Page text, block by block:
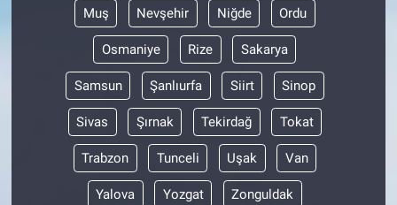
Muş Nevşehir Niğde Ordu
Osmaniye Rize Sakarya
Samsun Şanlıurfa Siirt Sinop
Sivas Şırnak Tekirdağ Tokat
Trabzon Tunceli Uşak Van
Yalova Yozgat Zonguldak